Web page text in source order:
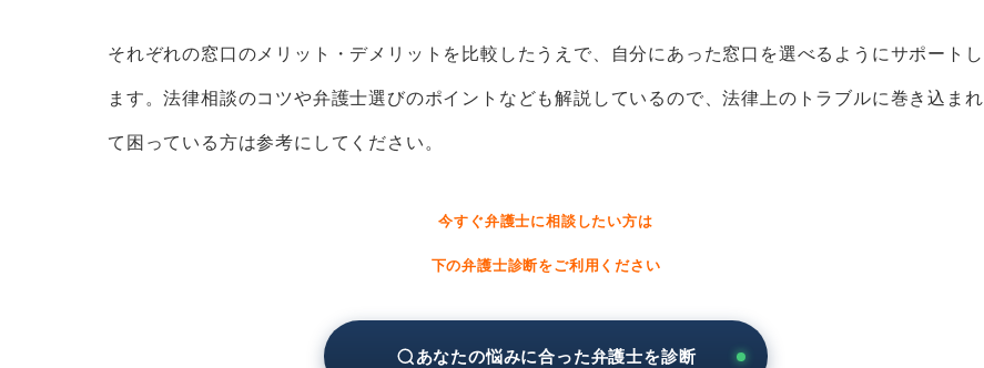
大分で離婚問題を相談する弁護士を探すなら「ベンナビ離婚」
大分で刑事事件を相談する弁護士を探すなら「ベンナビ刑事事件」
大分で借金問題を相談する弁護士を探すなら「ベンナビ債務整理」
大分で交通事故問題を相談する弁護士を探すなら「ベンナビ交通事故」
大分で労働問題を相談する弁護士を探すなら「ベンナビ労働問題」
大分でIT問題を相談する弁護士を探すなら「ベンナビIT」
それぞれの窓口のメリット・デメリットを比較したうえで、自分にあった窓口を選べるようにサポート し
ます。法律相談のコツや弁護士選びのポイントなども解説しているので、法律上のトラブルに巻き込まれ
て困っている方は参考にしてください。
今すぐ弁護士に相談したい方は
下の弁護士診断をご利用ください
あなたの悩みに合った弁護士を診断